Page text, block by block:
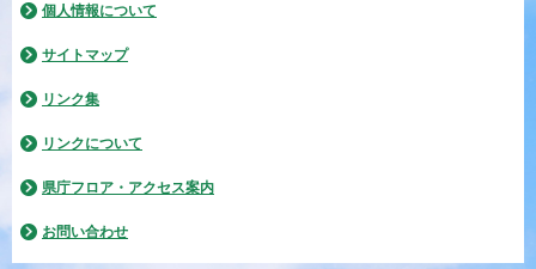
個人情報について
サイトマップ
リンク集
リンクについて
県庁フロア・アクセス案内
お問い合わせ